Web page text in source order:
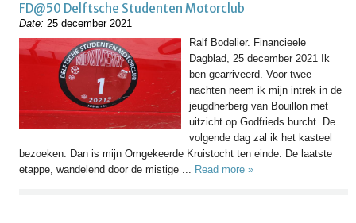
FD@50 Delftsche Studenten Motorclub
Date: 25 december 2021
Ralf Bodelier. Financieele
Dagblad, 25 december 2021 Ik
ben gearriveerd. Voor twee
nachten neem ik mijn intrek in de
jeugdherberg van Bouillon met
uitzicht op Godfrieds burcht. De
volgende dag zal ik het kasteel
bezoeken. Dan is mijn Omgekeerde Kruistocht ten einde. De laatste
etappe, wandelend door de mistige ... Read more »